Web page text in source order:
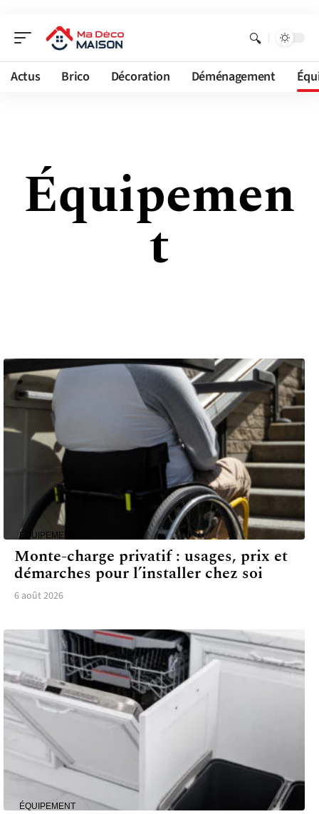
Actus Brico Décoration Déménagement
Équipemen
t
ÉQUIPEMENT
Monte-charge privatif : usages, prix et
démarches pour l’installer chez soi
6 août 2026
ÉQUIPEMENT